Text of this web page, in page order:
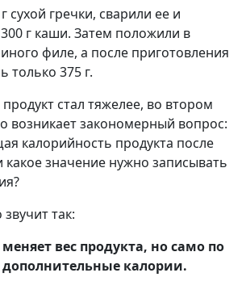
сухой гречки, сварили ее и
г каши. Затем положили в
филе, а после приготовления
только 375 г.
стал тяжелее, во втором
возникает закономерный вопрос:
калорийность продукта после
какое значение нужно записывать
так:
вес продукта, но само по
дополнительные калории.